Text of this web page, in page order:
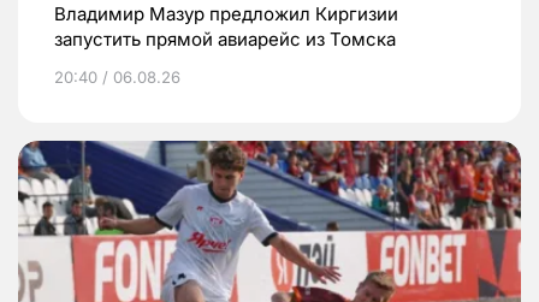
Владимир Мазур предложил Киргизии
запустить прямой авиарейс из Томска
20:40 / 06.08.26